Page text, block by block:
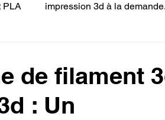
PLA impression 3d à la demande.
éligible au CPF Impressio
de filament
: Un